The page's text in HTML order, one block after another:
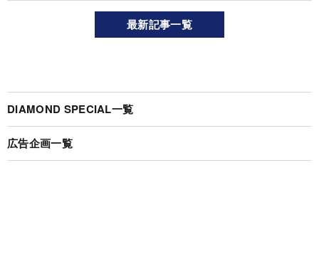
最新記事一覧
DIAMOND SPECIAL一覧
広告企画一覧